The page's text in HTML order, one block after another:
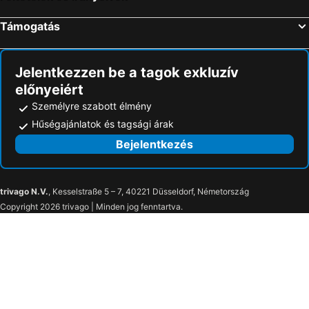
Támogatás
Jelentkezzen be a tagok exkluzív
előnyeiért
Személyre szabott élmény
Hűségajánlatok és tagsági árak
Bejelentkezés
trivago N.V., Kesselstraße 5 – 7, 40221 Düsseldorf, Németország
Copyright 2026 trivago | Minden jog fenntartva.